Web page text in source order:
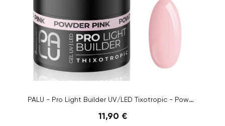
PALU - Pro Light Builder UV/LED Tixotropic - Powder Pink, 45g
11,90 €